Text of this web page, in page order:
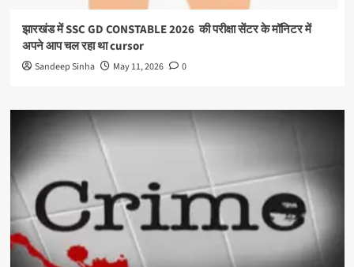
झारखंड में SSC GD CONSTABLE 2026 की परीक्षा सेंटर के मॉनिटर में
अपने आप चल रहा था cursor
Sandeep Sinha May 11, 2026 0